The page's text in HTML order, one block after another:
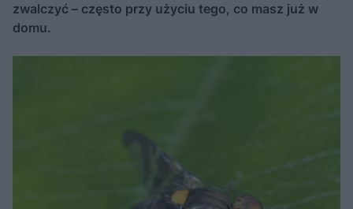
zwalczyć – często przy użyciu tego, co masz już w
domu.